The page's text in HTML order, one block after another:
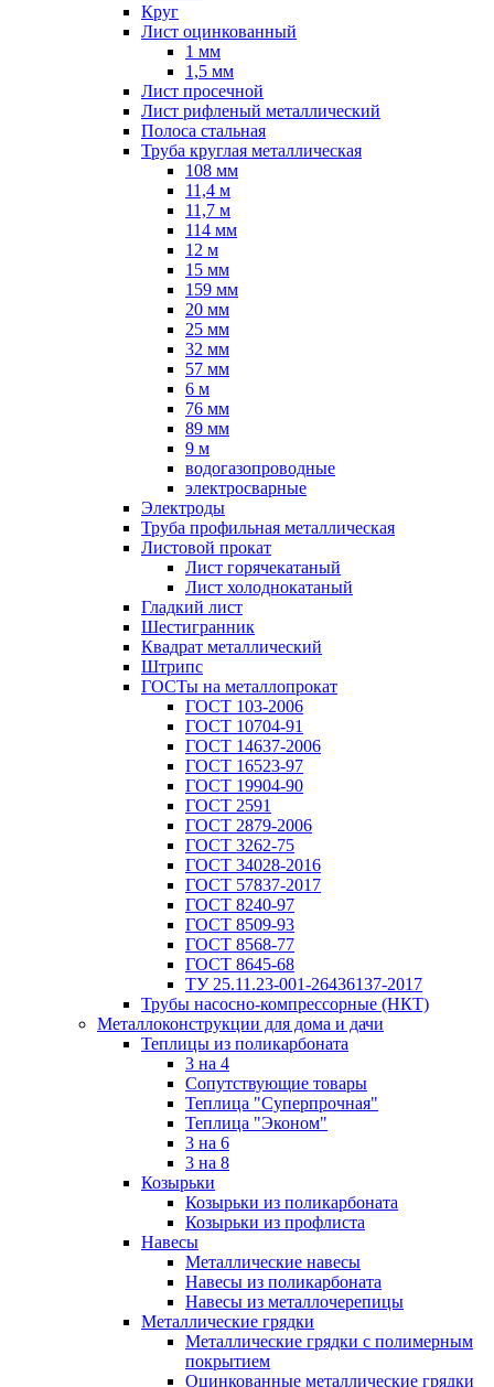
Круг
Лист оцинкованный
1 мм
1,5 мм
Лист просечной
Лист рифленый металлический
Полоса стальная
Труба круглая металлическая
108 мм
11,4 м
11,7 м
114 мм
12 м
15 мм
159 мм
20 мм
25 мм
32 мм
57 мм
6 м
76 мм
89 мм
9 м
водогазопроводные
электросварные
Электроды
Труба профильная металлическая
Листовой прокат
Лист горячекатаный
Лист холоднокатаный
Гладкий лист
Шестигранник
Квадрат металлический
Штрипс
ГОСТы на металлопрокат
ГОСТ 103-2006
ГОСТ 10704-91
ГОСТ 14637-2006
ГОСТ 16523-97
ГОСТ 19904-90
ГОСТ 2591
ГОСТ 2879-2006
ГОСТ 3262-75
ГОСТ 34028-2016
ГОСТ 57837-2017
ГОСТ 8240-97
ГОСТ 8509-93
ГОСТ 8568-77
ГОСТ 8645-68
ТУ 25.11.23-001-26436137-2017
Трубы насосно-компрессорные (НКТ)
Металлоконструкции для дома и дачи
Теплицы из поликарбоната
3 на 4
Сопутствующие товары
Теплица "Суперпрочная"
Теплица "Эконом"
3 на 6
3 на 8
Козырьки
Козырьки из поликарбоната
Козырьки из профлиста
Навесы
Металлические навесы
Навесы из поликарбоната
Навесы из металлочерепицы
Металлические грядки
Металлические грядки с полимерным
покрытием
Оцинкованные металлические грядки